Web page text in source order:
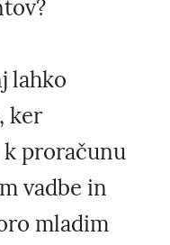
lahko
ker
proračunu
vadbe in
mladim